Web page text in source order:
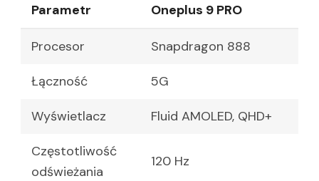
Parametr Oneplus 9 PRO
Procesor Snapdragon 888
Łączność 5G
Wyświetlacz Fluid AMOLED, QHD+
Częstotliwość
odświeżania
120 Hz